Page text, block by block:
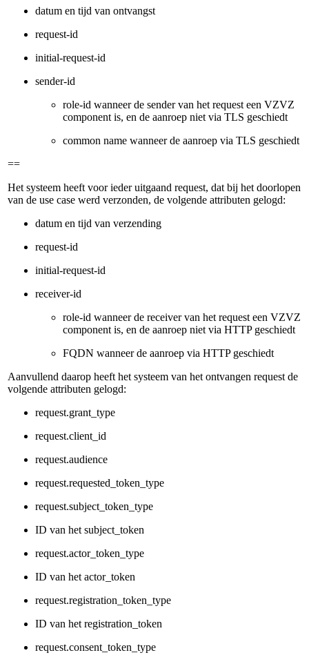
datum en tijd van ontvangst
request-id
initial-request-id
sender-id
role-id wanneer de sender van het request een VZVZ
component is, en de aanroep niet via TLS geschiedt
common name wanneer de aanroep via TLS geschiedt
==
Het systeem heeft voor ieder uitgaand request, dat bij het doorlopen
van de use case werd verzonden, de volgende attributen gelogd:
datum en tijd van verzending
request-id
initial-request-id
receiver-id
role-id wanneer de receiver van het request een VZVZ
component is, en de aanroep niet via HTTP geschiedt
FQDN wanneer de aanroep via HTTP geschiedt
Aanvullend daarop heeft het systeem van het ontvangen request de
volgende attributen gelogd:
request.grant_type
request.client_id
request.audience
request.requested_token_type
request.subject_token_type
ID van het subject_token
request.actor_token_type
ID van het actor_token
request.registration_token_type
ID van het registration_token
request.consent_token_type